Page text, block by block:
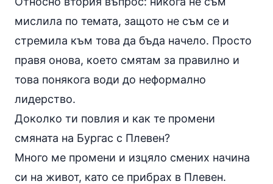
мислила по темата, защото не съм се и
стремила към това да бъда начело. Просто
правя онова, което смятам за правилно и
това понякога води до неформално
лидерство.
Доколко ти повлия и как те промени
смяната на Бургас с Плевен?
Много ме промени и изцяло смених начина
си на живот, като се прибрах в Плевен.